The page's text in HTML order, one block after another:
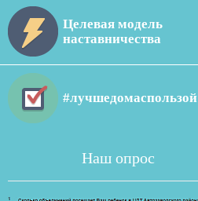
Целевая модель
наставничества
#лучшедомаспользой
Наш опрос